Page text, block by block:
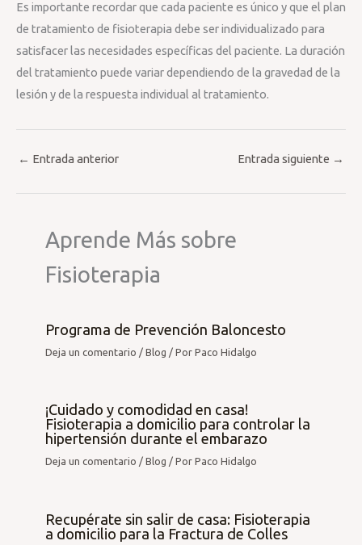
Es importante recordar que cada paciente es único y que el plan
de tratamiento de fisioterapia debe ser individualizado para
satisfacer las necesidades específicas del paciente. La duración
del tratamiento puede variar dependiendo de la gravedad de la
lesión y de la respuesta individual al tratamiento.
← Entrada anterior Entrada siguiente →
Aprende Más sobre
Fisioterapia
Programa de Prevención Baloncesto
Deja un comentario /Blog / PorPaco Hidalgo
¡Cuidado y comodidad en casa!
Fisioterapia a domicilio para controlar la
hipertensión durante el embarazo
Deja un comentario /Blog / PorPaco Hidalgo
Recupérate sin salir de casa: Fisioterapia
a domicilio para la Fractura de Colles